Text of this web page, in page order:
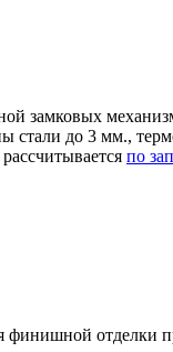
замковых
стали до 3 мм.,
по
отделки